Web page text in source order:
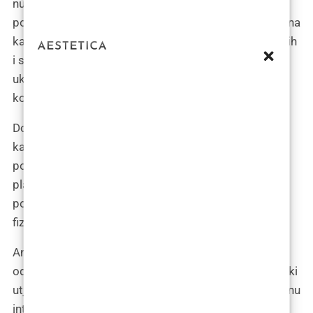
nudeći pacijentima dodatne mogućnosti za
poboljšanje estetskih i funkcionalnih ishoda. Definirana
kao specijalizirana skrb koja se pruža nakon primarnih
i sekundarnih kirurških zahvata, tercijarna skrb
uključuje širok spektar operacija, od finih estetskih
korekcija do složenih rekonstrukcija.
Dodatne operacije, koje se često provode tijekom
kasne adolescencije ili odrasle dobi, ključne su za
postizanje optimalnih estetskih rezultata. U Zagrebu,
planiranje ovih operacija temelji se na individualnim
potrebama pacijenta, uzimajući u obzir ne samo
fizičke, već i psihosocijalne aspekte.
Analiza psihosocijalnih ishoda nakon tercijarne skrbi
od vitalnog je značaja, jer operacije mogu imati duboki
utjecaj na samopouzdanje pacijenta i njegovu socijalnu
integraciju. Dugoročni estetski i funkcionalni ishodi